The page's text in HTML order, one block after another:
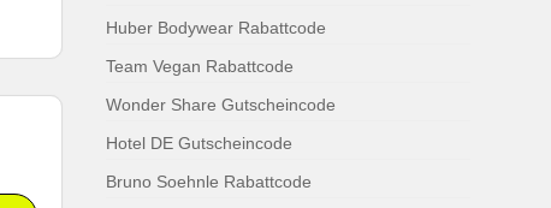
Huber Bodywear Rabattcode
Team Vegan Rabattcode
Wonder Share Gutscheincode
Hotel DE Gutscheincode
Bruno Soehnle Rabattcode